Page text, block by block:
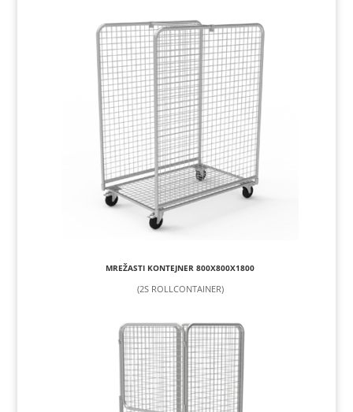
MREŽASTI KONTEJNER 800X800X1800
(2S ROLLCONTAINER)